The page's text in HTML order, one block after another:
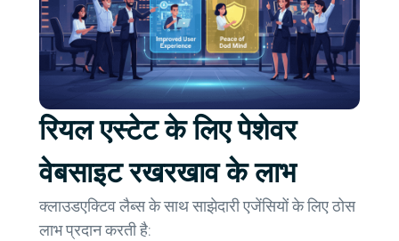
रियल एस्टेट के लिए पेशेवर
वेबसाइट रखरखाव के लाभ
क्लाउडएक्टिव लैब्स के साथ साझेदारी एजेंसियों के लिए ठोस
लाभ प्रदान करती है: